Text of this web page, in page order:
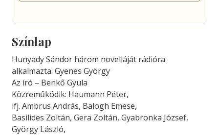
Színlap
Hunyady Sándor három novelláját rádióra
alkalmazta: Gyenes György
Az író – Benkő Gyula
Közreműködik: Haumann Péter,
ifj. Ambrus András, Balogh Emese,
Basilides Zoltán, Gera Zoltán, Gyabronka József,
György László,